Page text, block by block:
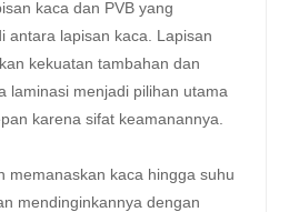
kaca dan PVB yang
antara lapisan kaca. Lapisan
kekuatan tambahan dan
laminasi menjadi pilihan utama
karena sifat keamanannya.
memanaskan kaca hingga suhu
mendinginkannya dengan